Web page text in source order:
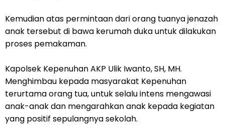
Kemudian atas permintaan dari orang tuanya jenazah
anak tersebut di bawa kerumah duka untuk dilakukan
proses pemakaman.
Kapolsek Kepenuhan AKP Ulik Iwanto, SH, MH.
Menghimbau kepada masyarakat Kepenuhan
terurtama orang tua, untuk selalu intens mengawasi
anak-anak dan mengarahkan anak kepada kegiatan
yang positif sepulangnya sekolah.